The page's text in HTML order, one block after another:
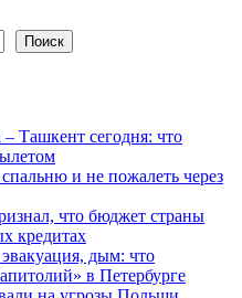
Поиск
Ташкент сегодня: что
и не пожалеть через
что бюджет страны
кредитах
дым: что
в Петербурге